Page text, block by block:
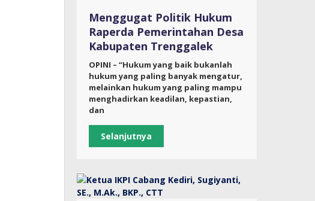
Menggugat Politik Hukum
Raperda Pemerintahan Desa
Kabupaten Trenggalek
OPINI – “Hukum yang baik bukanlah
hukum yang paling banyak mengatur,
melainkan hukum yang paling mampu
menghadirkan keadilan, kepastian,
dan
Selanjutnya